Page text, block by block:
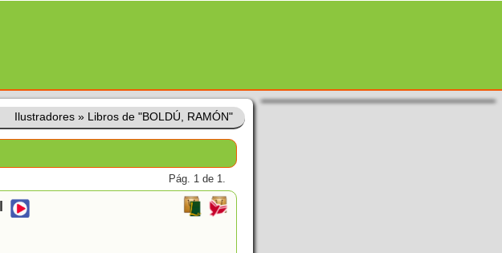
Ilustradores » Libros de "BOLDÚ, RAMÓN"
Pág. 1 de 1.